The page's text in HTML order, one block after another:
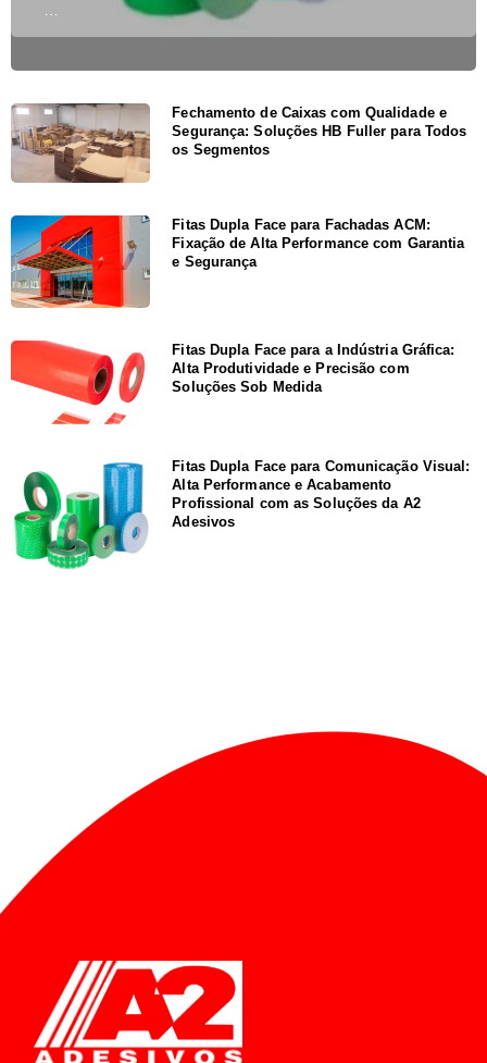
Fechamento de Caixas com Qualidade e
Segurança: Soluções HB Fuller para Todos
os Segmentos
Fitas Dupla Face para Fachadas ACM:
Fixação de Alta Performance com Garantia
e Segurança
Fitas Dupla Face para a Indústria Gráfica:
Alta Produtividade e Precisão com
Soluções Sob Medida
Fitas Dupla Face para Comunicação Visual:
Alta Performance e Acabamento
Profissional com as Soluções da A2
Adesivos